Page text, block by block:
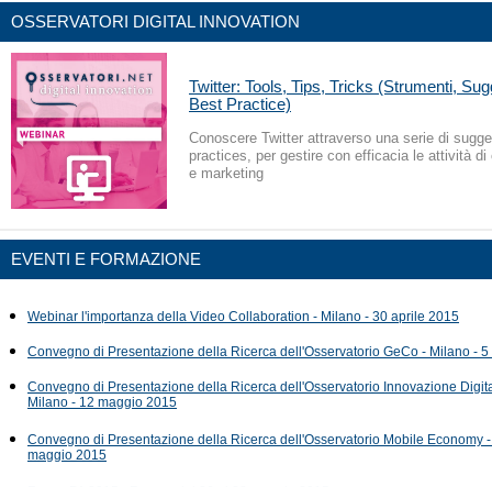
OSSERVATORI DIGITAL INNOVATION
Twitter: Tools, Tips, Tricks (Strumenti,
Best Practice)
Conoscere Twitter attraverso una serie di
practices, per gestire con efficacia le attività di
e marketing
EVENTI E FORMAZIONE
Webinar l'importanza della Video Collaboration - Milano - 30 aprile 2015
Convegno di Presentazione della Ricerca dell'Osservatorio GeCo - Milano -
Convegno di Presentazione della Ricerca dell'Osservatorio Innovazione
Milano - 12 maggio 2015
Convegno di Presentazione della Ricerca dell'Osservatorio Mobile Economy
maggio 2015